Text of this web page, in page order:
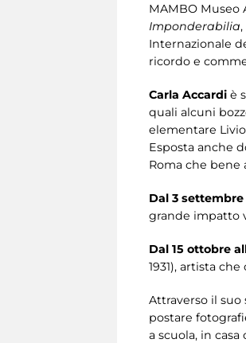
MAMBO Museo
Imponderabilia
Internazionale
ricordo e
Carla Accardi è
quali alcuni
elementare
Esposta anche
Roma che bene
Dal 3 settembre
grande impatto
Dal 15 ottobre
1931), artista
Attraverso il suo
postare
a scuola, in